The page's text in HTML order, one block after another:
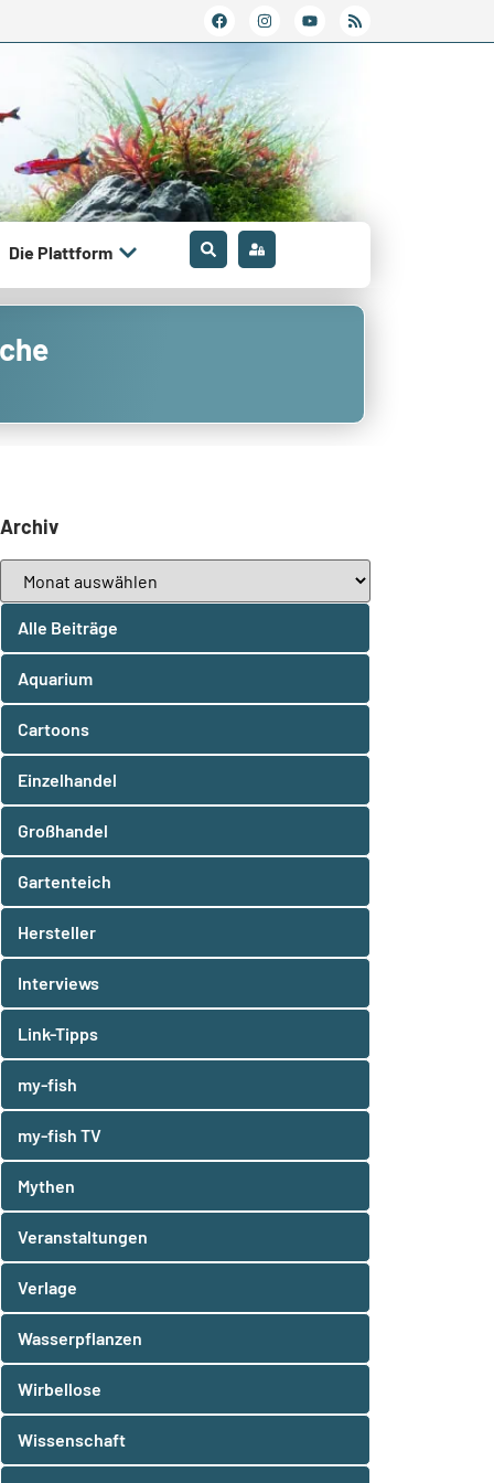
Die Plattform
Archiv
Alle Beiträge
Aquarium
Cartoons
Einzelhandel
Großhandel
Gartenteich
Hersteller
Interviews
Link-Tipps
my-fish
my-fish TV
Mythen
Veranstaltungen
Verlage
Wasserpflanzen
Wirbellose
Wissenschaft